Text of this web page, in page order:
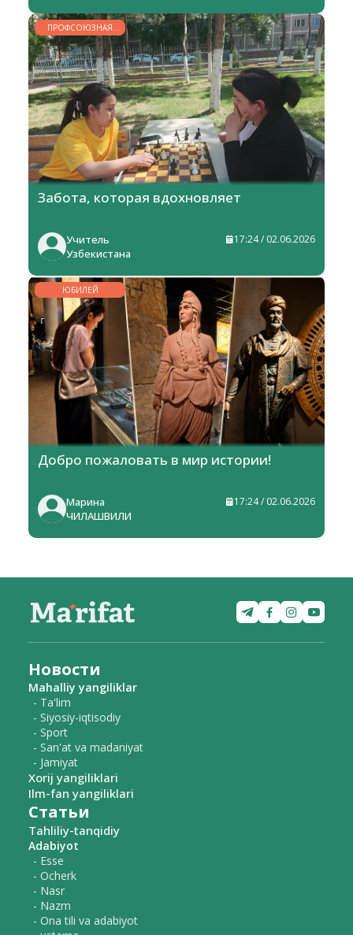
ПРОФСОЮЗНАЯ
ЖИЗНЬ
Забота, которая вдохновляет
Учитель
Узбекистана
17:24 / 02.06.2026
ЮБИЛЕЙ
Добро пожаловать в мир истории!
Марина
ЧИЛАШВИЛИ
17:24 / 02.06.2026
Новости
Mahalliy yangiliklar
- Ta'lim
- Siyosiy-iqtisodiy
- Sport
- San'at va madaniyat
- Jamiyat
Xorij yangiliklari
Ilm-fan yangiliklari
Статьи
Tahliliy-tanqidiy
Adabiyot
- Esse
- Ocherk
- Nasr
- Nazm
- Ona tili va adabiyot